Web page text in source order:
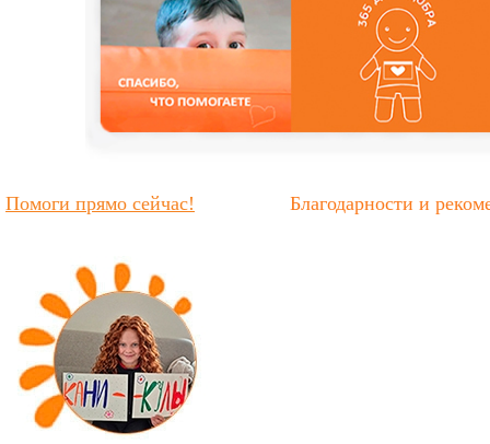
Помоги прямо сейчас! Благодарности и